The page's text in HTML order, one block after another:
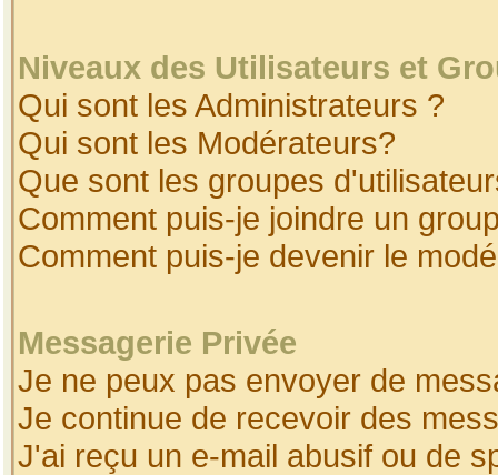
Niveaux des Utilisateurs et
Qui sont les Administrateurs ?
Qui sont les Modérateurs?
Que sont les groupes
Comment puis-je joindre un
Comment puis-je devenir le
Messagerie Privée
Je ne peux pas envoyer de
Je continue de recevoir des
J'ai reçu un e-mail abusif ou de